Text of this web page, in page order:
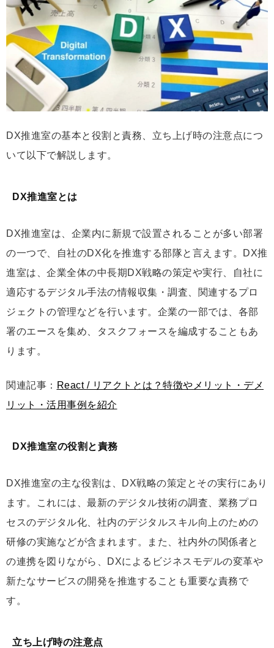
DX推進室の基本と役割と責務、立ち上げ時の注意点につ
いて以下で解説します。
DX推進室とは
DX推進室は、企業内に新規で設置されることが多い部署
の一つで、自社のDX化を推進する部隊と言えます。DX推
進室は、企業全体の中長期DX戦略の策定や実行、自社に
適応するデジタル手法の情報収集・調査、関連するプロ
ジェクトの管理などを行います。企業の一部では、各部
署のエースを集め、タスクフォースを編成することもあ
ります。
関連記事： React / リアクトとは？特徴やメリット・デメ
リット・活用事例を紹介
DX推進室の役割と責務
DX推進室の主な役割は、DX戦略の策定とその実行にあり
ます。これには、最新のデジタル技術の調査、業務プロ
セスのデジタル化、社内のデジタルスキル向上のための
研修の実施などが含まれます。また、社内外の関係者と
の連携を図りながら、DXによるビジネスモデルの変革や
新たなサービスの開発を推進することも重要な責務で
す。
立ち上げ時の注意点